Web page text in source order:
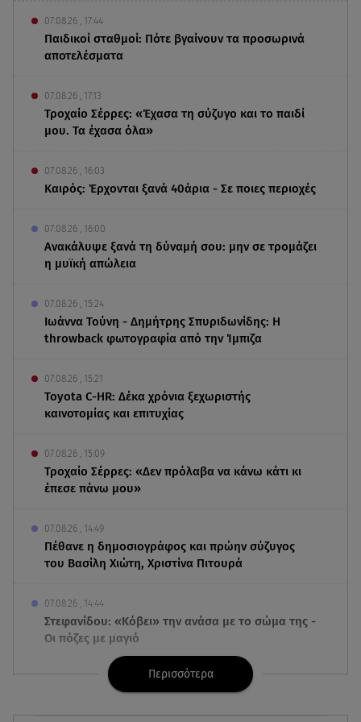
07.08.26 , 17:44
Παιδικοί σταθμοί: Πότε βγαίνουν τα προσωρινά
αποτελέσματα
07.08.26 , 17:13
Τροχαίο Σέρρες: «Έχασα τη σύζυγο και το παιδί
μου. Τα έχασα όλα»
07.08.26 , 16:03
Καιρός: Έρχονται ξανά 40άρια - Σε ποιες περιοχές
07.08.26 , 16:00
Ανακάλυψε ξανά τη δύναμή σου: μην σε τρομάζει
η μυϊκή απώλεια
07.08.26 , 15:24
Ιωάννα Τούνη - Δημήτρης Σπυριδωνίδης: Η
throwback φωτογραφία από την Ίμπιζα
07.08.26 , 15:21
Toyota C-HR: Δέκα χρόνια ξεχωριστής
καινοτομίας και επιτυχίας
07.08.26 , 15:09
Τροχαίο Σέρρες: «Δεν πρόλαβα να κάνω κάτι κι
έπεσε πάνω μου»
07.08.26 , 14:49
Πέθανε η δημοσιογράφος και πρώην σύζυγος
του Βασίλη Χιώτη, Χριστίνα Πιτουρά
07.08.26 , 14:44
Στεφανίδου: «Κόβει» την ανάσα με το σώμα της -
Οι πόζες με μαγιό
07.08.26 , 14:05
Μυστράς: «Τον έβαλα στον καταψύκτη γιατί
ήθελα να τον κρατήσω άφθαρτο»
Περισσότερα